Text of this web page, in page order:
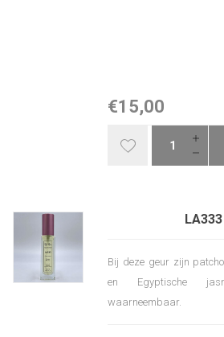
€15,00
Bij deze geur zijn
en Egyptische
waarneembaar.